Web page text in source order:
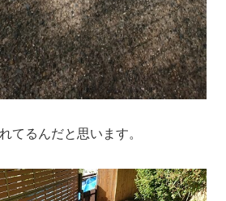
てるんだと思います。